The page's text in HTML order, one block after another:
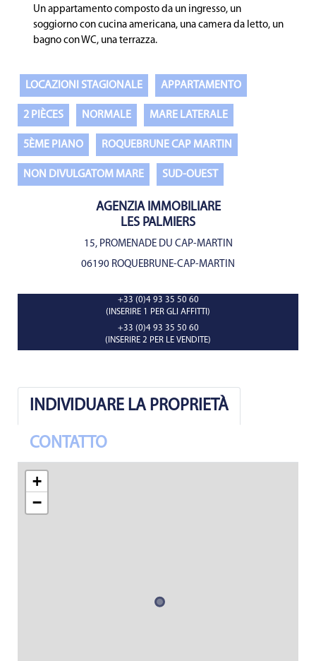
Un appartamento composto da un ingresso, un
soggiorno con cucina americana, una camera da letto, un
bagno con WC, una terrazza.
LOCAZIONI STAGIONALE APPARTAMENTO
2 PIÈCES NORMALE MARE LATERALE
5ÈME PIANO ROQUEBRUNE CAP MARTIN
NON DIVULGATOM MARE SUD-OUEST
AGENZIA IMMOBILIARE
LES PALMIERS
15, PROMENADE DU CAP-MARTIN
06190 ROQUEBRUNE-CAP-MARTIN
+33 (0)4 93 35 50 60
(INSERIRE 1 PER GLI AFFITTI)
+33 (0)4 93 35 50 60
(INSERIRE 2 PER LE VENDITE)
INDIVIDUARE LA PROPRIETÀ
CONTATTO
+
−